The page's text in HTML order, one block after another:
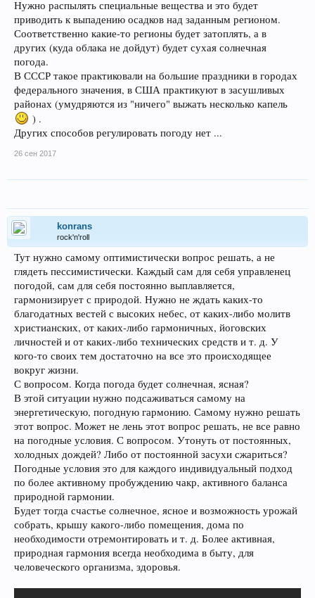
Нужно распылять специальные вещества и это будет
приводить к выпадению осадков над заданным регионом.
Соответственно какие-то регионы будет затоплять, а в
других (куда облака не дойдут) будет сухая солнечная
погода.
В СССР такое практиковали на большие праздники в городах
федерального значения, в США практикуют в засушливых
районах (умудряются из "ничего" выжать несколько капель
) .
Других способов регулировать погоду нет ...
26 сен 2017
konrans
rock'n'roll
Тут нужно самому оптимистически вопрос решать, а не
глядеть пессимистически. Каждый сам для себя управленец
погодой, сам для себя постоянно выплавляется,
гармонизирует с природой. Нужно не ждать каких-то
благодатных вестей с высоких небес, от каких-либо молитв
христианских, от каких-либо гармоничных, йоговских
личностей и от каких-либо технических средств и т. д. У
кого-то своих тем достаточно на все это происходящее
вокруг жизни.
С вопросом. Когда погода будет солнечная, ясная?
В этой ситуации нужно подсаживаться самому на
энергетическую, погодную гармонию. Самому нужно решать
этот вопрос. Может не лень этот вопрос решать, не все равно
на погодные условия. С вопросом. Утонуть от постоянных,
холодных дождей? Либо от постоянной засухи сжариться?
Погодные условия это для каждого индивидуальный подход
по более активному пробуждению чакр, активного баланса
природной гармонии.
Будет тогда счастье солнечное, ясное и возможность урожай
собрать, крышу какого-либо помещения, дома по
необходимости отремонтировать и т. д. Более активная,
природная гармония всегда необходима в быту, для
человеческого организма, здоровья.